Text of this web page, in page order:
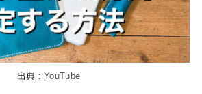
出典 :YouTube